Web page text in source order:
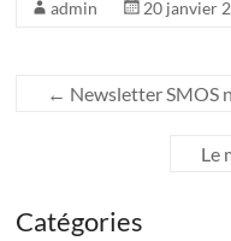
admin 20 janvier
← Newsletter SMOS
Le
Catégories